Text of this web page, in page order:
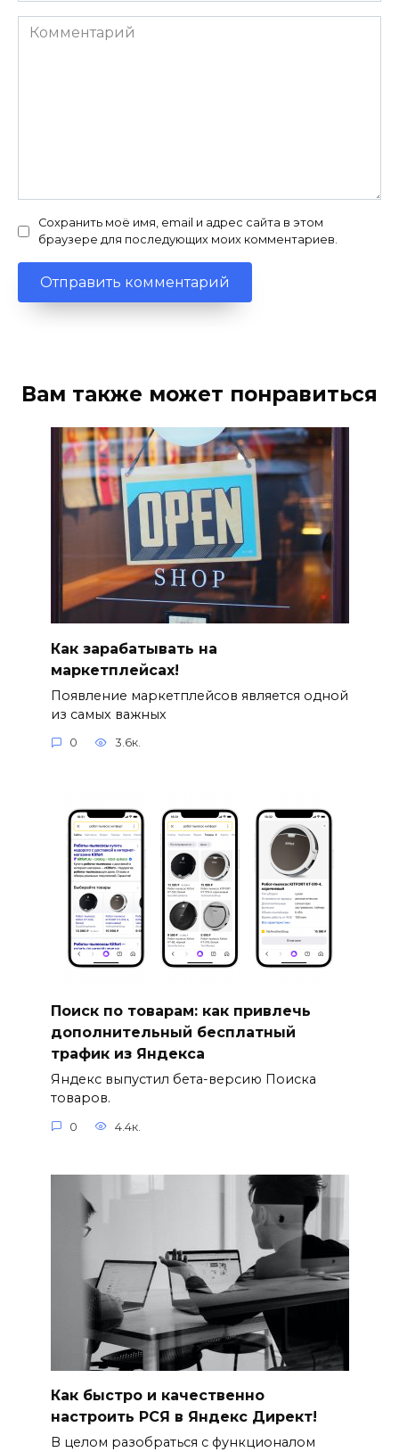
Комментарий
Сохранить моё имя, email и адрес сайта в этом
браузере для последующих моих комментариев.
Вам также может понравиться
Как зарабатывать на
маркетплейсах!
Появление маркетплейсов является одной
из самых важных
0 3.6к.
Поиск по товарам: как привлечь
дополнительный бесплатный
трафик из Яндекса
Яндекс выпустил бета-версию Поиска
товаров.
0 4.4к.
Как быстро и качественно
настроить РСЯ в Яндекс Директ!
В целом разобраться с функционалом